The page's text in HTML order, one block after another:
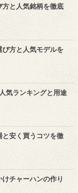
と人気銘柄を徹底
方と人気モデルを
気ランキングと用途
安く買うコツを徹
チャーハンの作り